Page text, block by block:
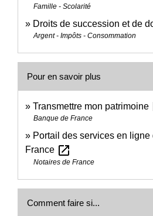
Famille - Scolarité
Droits de succession et de
Argent - Impôts - Consommation
Pour en savoir plus
Transmettre mon patrimoine
Banque de France
Portail des services en
France open_in_new
Notaires de France
Comment faire si...